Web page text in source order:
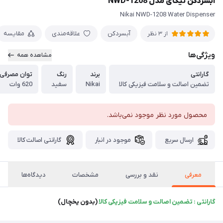
Nikai NWD-1208 Water Dispenser
از 3 نظر آبسردکن علاقه‌مندی مقایسه
ویژگی‌ها مشاهده همه
گارانتی
تضمین اصالت و سلامت فیزیکی کالا
برند
Nikai
رنگ
سفید
توان مصرفی
620 وات
محصول مورد نظر موجود نمی‌باشد.
ارسال سریع موجود در انبار گارانتی اصالت کالا
معرفی نقد و بررسی مشخصات دیدگاه‌ها
گارانتی : تضمین اصالت و سلامت فیزیکی کالا(بدون یخچال)